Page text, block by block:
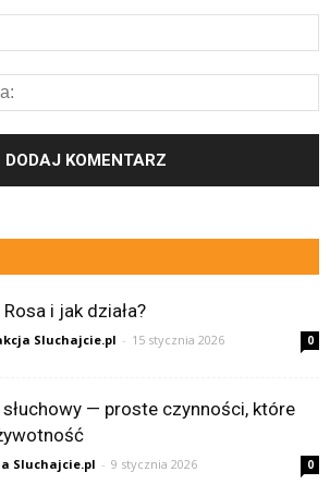
i jak działa?
Sluchajcie.pl - 15 stycznia 2026 0
— proste czynności, które
Sluchajcie.pl - 9 stycznia 2026 0